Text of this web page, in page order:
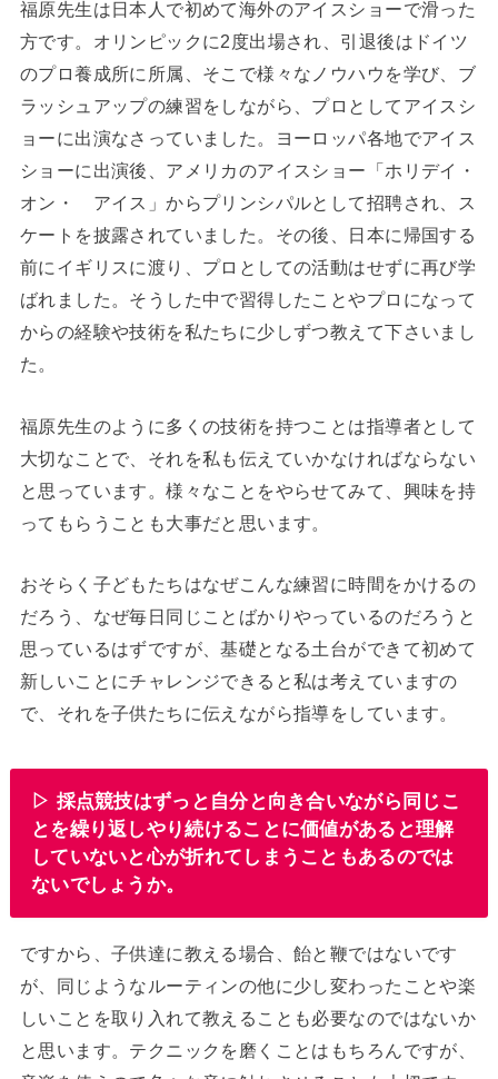
福原先生は日本人で初めて海外のアイスショーで滑った
方です。オリンピックに2度出場され、引退後はドイツ
のプロ養成所に所属、そこで様々なノウハウを学び、ブ
ラッシュアップの練習をしながら、プロとしてアイスシ
ョーに出演なさっていました。ヨーロッパ各地でアイス
ショーに出演後、アメリカのアイスショー「ホリデイ・
オン・ アイス」からプリンシパルとして招聘され、ス
ケートを披露されていました。その後、日本に帰国する
前にイギリスに渡り、プロとしての活動はせずに再び学
ばれました。そうした中で習得したことやプロになって
からの経験や技術を私たちに少しずつ教えて下さいまし
た。
福原先生のように多くの技術を持つことは指導者として
大切なことで、それを私も伝えていかなければならない
と思っています。様々なことをやらせてみて、興味を持
ってもらうことも大事だと思います。
おそらく子どもたちはなぜこんな練習に時間をかけるの
だろう、なぜ毎日同じことばかりやっているのだろうと
思っているはずですが、基礎となる土台ができて初めて
新しいことにチャレンジできると私は考えていますの
で、それを子供たちに伝えながら指導をしています。
▷ 採点競技はずっと自分と向き合いながら同じこ
とを繰り返しやり続けることに価値があると理解
していないと心が折れてしまうこともあるのでは
ないでしょうか。
ですから、子供達に教える場合、飴と鞭ではないです
が、同じようなルーティンの他に少し変わったことや楽
しいことを取り入れて教えることも必要なのではないか
と思います。テクニックを磨くことはもちろんですが、